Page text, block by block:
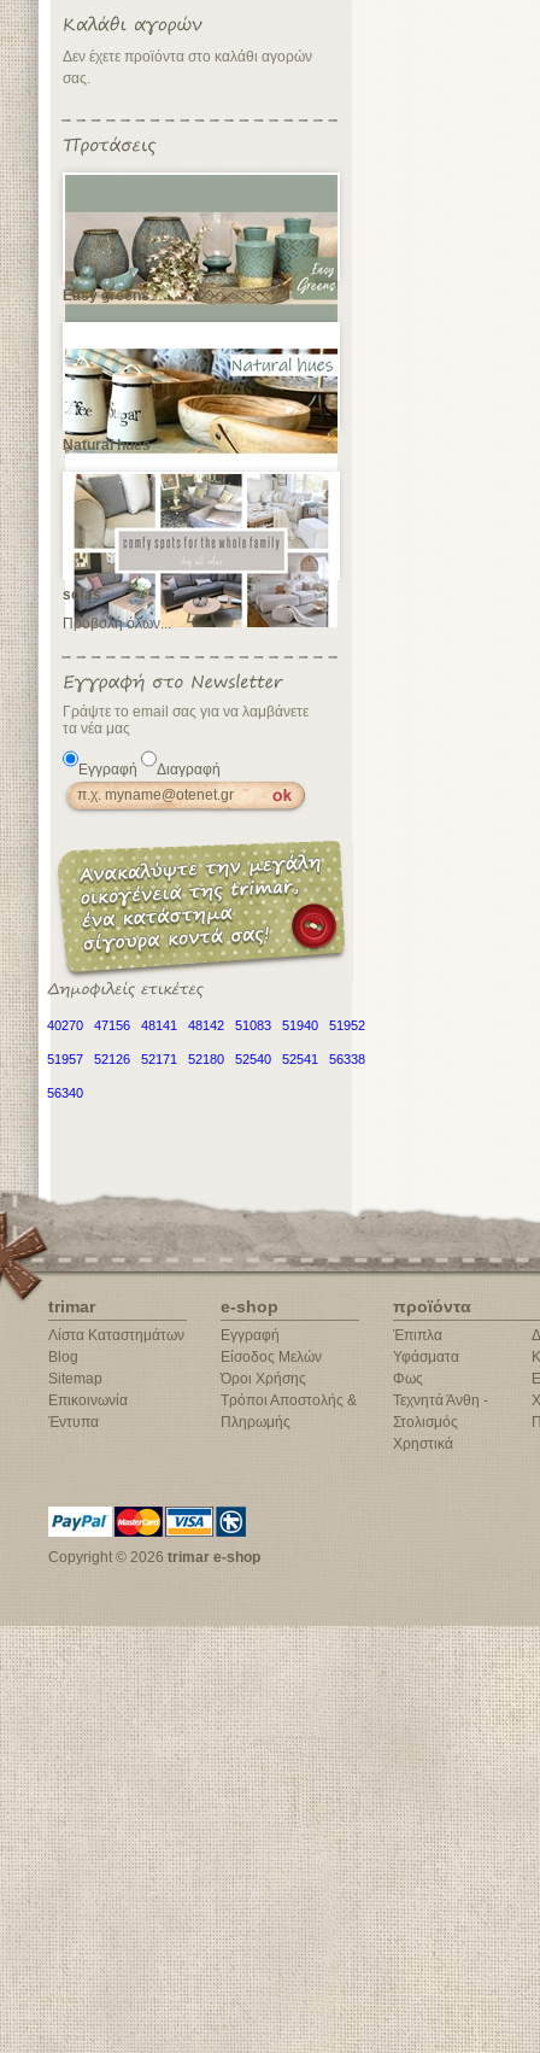
Δεν έχετε προϊόντα στο καλάθι αγορών
σας.
Easy greens
Natural hues
sofas
Προβολή όλων...
Γράψτε το email σας για να λαμβάνετε
τα νέα μας
Εγγραφή Διαγραφή
40270 47156 48141 48142 51083 51940 51952
51957 52126 52171 52180 52540 52541 56338
56340
trimar
Λίστα Καταστημάτων
Blog
Sitemap
Επικοινωνία
Έντυπα
e-shop
Εγγραφή
Είσοδος Μελών
Όροι Χρήσης
Τρόποι Αποστολής &
Πληρωμής
προϊόντα
Έπιπλα
Υφάσματα
Φως
Τεχνητά Άνθη -
Στολισμός
Χρηστικά
Copyright © 2026 trimar e-shop